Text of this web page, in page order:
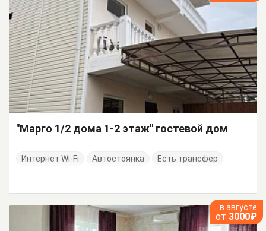
"Марго 1/2 дома 1-2 этаж" гостевой дом
Интернет Wi-Fi Автостоянка Есть трансфер
в августе
от 3000₽